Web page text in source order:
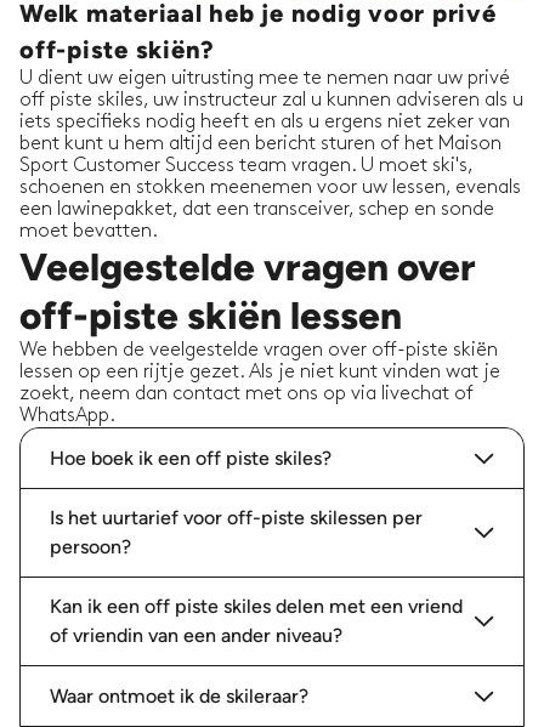
Welk materiaal heb je nodig voor privé
off-piste skiën?
U dient uw eigen uitrusting mee te nemen naar uw privé
off piste skiles, uw instructeur zal u kunnen adviseren als u
iets specifieks nodig heeft en als u ergens niet zeker van
bent kunt u hem altijd een bericht sturen of het Maison
Sport Customer Success team vragen. U moet ski's,
schoenen en stokken meenemen voor uw lessen, evenals
een lawinepakket, dat een transceiver, schep en sonde
moet bevatten.
Veelgestelde vragen over
off-piste skiën lessen
We hebben de veelgestelde vragen over off-piste skiën
lessen op een rijtje gezet. Als je niet kunt vinden wat je
zoekt, neem dan contact met ons op via livechat of
WhatsApp.
Hoe boek ik een off piste skiles?
Is het uurtarief voor off-piste skilessen per
persoon?
Kan ik een off piste skiles delen met een vriend
of vriendin van een ander niveau?
Waar ontmoet ik de skileraar?